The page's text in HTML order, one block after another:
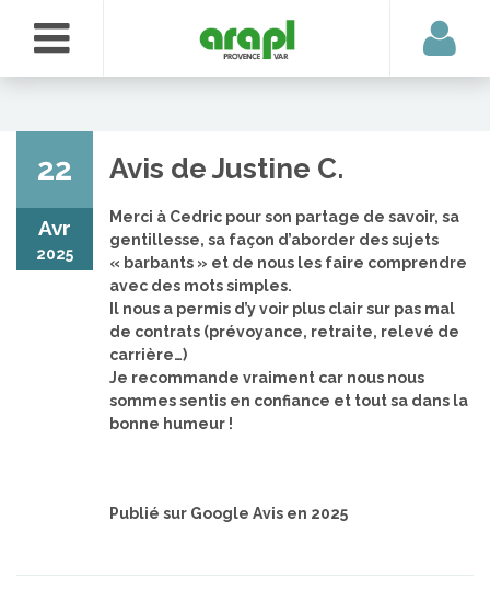
22
Avr
2025
Avis de Justine C.
Merci à Cedric pour son partage de savoir, sa
gentillesse, sa façon d’aborder des sujets
« barbants » et de nous les faire comprendre
avec des mots simples.
Il nous a permis d’y voir plus clair sur pas mal
de contrats (prévoyance, retraite, relevé de
carrière…)
Je recommande vraiment car nous nous
sommes sentis en confiance et tout sa dans la
bonne humeur !
Publié sur Google Avis en 2025